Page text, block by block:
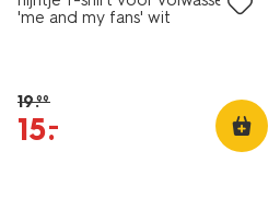
'me and my fans' wit
19.99
15.
–